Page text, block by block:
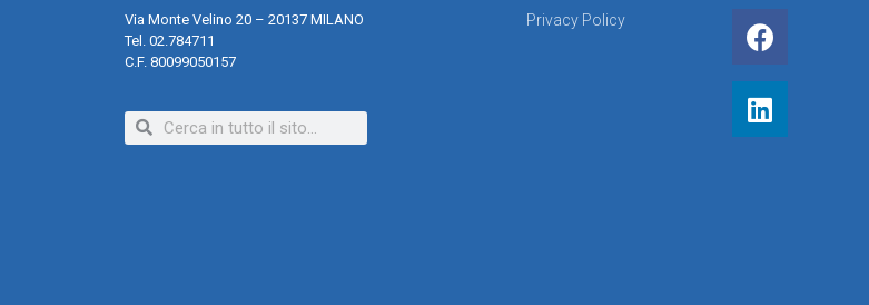
Via Monte Velino 20 – 20137 MILANO
Tel. 02.784711
C.F. 80099050157
Privacy Policy